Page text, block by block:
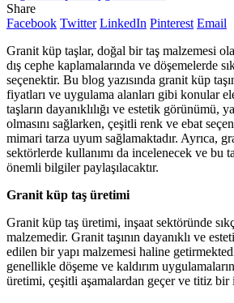
Share
Facebook Twitter LinkedIn Pinterest Email
Granit küp taşlar, doğal bir taş malzemesi
dış cephe kaplamalarında ve döşemelerde
seçenektir. Bu blog yazısında granit küp
fiyatları ve uygulama alanları gibi konular
taşların dayanıklılığı ve estetik görünümü,
olmasını sağlarken, çeşitli renk ve ebat
mimari tarza uyum sağlamaktadır. Ayrıca,
sektörlerde kullanımı da incelenecek ve bu
önemli bilgiler paylaşılacaktır.
Granit küp taş üretimi
Granit küp taş üretimi, inşaat sektöründe
malzemedir. Granit taşının dayanıklı ve
edilen bir yapı malzemesi haline
genellikle döşeme ve kaldırım
üretimi, çeşitli aşamalardan geçer ve titiz